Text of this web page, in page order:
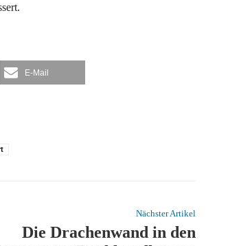
E-Mail
Nächster Artikel
Die Drachenwand in den